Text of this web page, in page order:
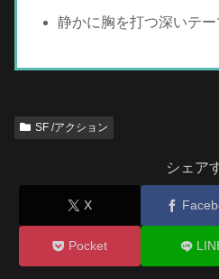
静かに胸を打つ深いテ
SF /アクション
シェア
X
Pocket